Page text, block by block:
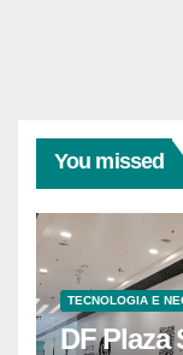
You missed
TECNOLOGIA E
DF